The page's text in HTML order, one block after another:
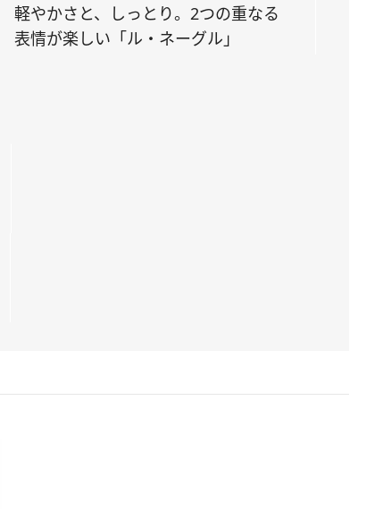
軽やかさと、しっとり。2つの重なる
表情が楽しい「ル・ネーグル」